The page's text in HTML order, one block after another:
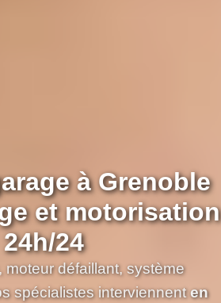
à Grenoble
et motorisation
24h/24
moteur défaillant, système
spécialistes interviennenten